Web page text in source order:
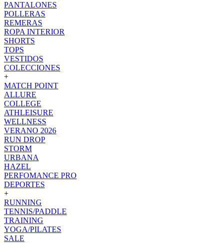
PANTALONES
POLLERAS
REMERAS
ROPA INTERIOR
SHORTS
TOPS
VESTIDOS
COLECCIONES
+
MATCH POINT
ALLURE
COLLEGE
ATHLEISURE
WELLNESS
VERANO 2026
RUN DROP
STORM
URBANA
HAZEL
PERFOMANCE PRO
DEPORTES
+
RUNNING
TENNIS/PADDLE
TRAINING
YOGA/PILATES
SALE